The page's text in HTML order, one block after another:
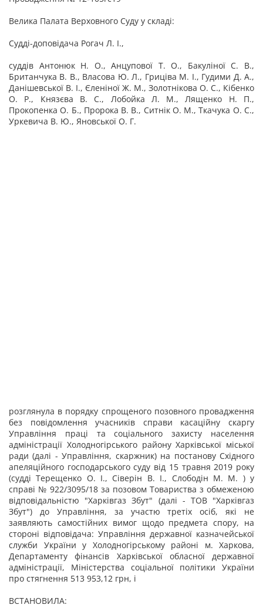
Велика Палата Верховного Суду у складі:
Судді-доповідача Рогач Л. І.,
суддів Антонюк Н. О., Анцупової Т. О., Бакуліної С. В.,
Британчука В. В., Власова Ю. Л., Гриціва М. І., Гудими Д. А.,
Данішевської В. І., Єленіної Ж. М., Золотнікова О. С., Кібенко
О. Р., Князєва В. С., Лобойка Л. М., Лященко Н. П.,
Прокопенка О. Б., Пророка В. В., Ситнік О. М., Ткачука О. С.,
Уркевича В. Ю., Яновської О. Г.
розглянула в порядку спрощеного позовного провадження
без повідомлення учасників справи касаційну скаргу
Управління праці та соціального захисту населення
адміністрації Холодногірського району Харківської міської
ради (далі - Управління, скаржник) на постанову Східного
апеляційного господарського суду від 15 травня 2019 року
(судді Терещенко О. І., Сіверін В. І., Слободін М. М. ) у
справі № 922/3095/18 за позовом Товариства з обмеженою
відповідальністю "Харківгаз Збут" (далі - ТОВ "Харківгаз
Збут") до Управління, за участю третіх осіб, які не
заявляють самостійних вимог щодо предмета спору, на
стороні відповідача: Управління державної казначейської
служби України у Холодногірському районі м. Харкова,
Департаменту фінансів Харківської обласної державної
адміністрації, Міністерства соціальної політики України
про стягнення 513 953,12 грн, і
ВСТАНОВИЛА: